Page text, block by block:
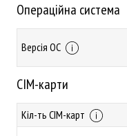
Операційна система
Версія ОС
СІМ-карти
Кіл-ть СІМ-карт